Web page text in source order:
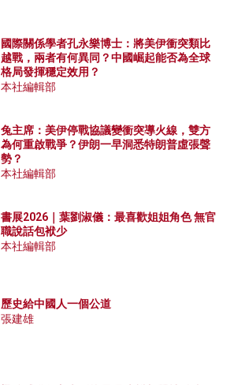
國際關係學者孔永樂博士：將美伊衝突類比
越戰，兩者有何異同？中國崛起能否為全球
格局發揮穩定效用？
本社編輯部
兔主席：美伊停戰協議變衝突導火線，雙方
為何重啟戰爭？伊朗一早洞悉特朗普虛張聲
勢？
本社編輯部
書展2026｜葉劉淑儀：最喜歡姐姐角色 無官
職說話包袱少
本社編輯部
歷史給中國人一個公道
張建雄